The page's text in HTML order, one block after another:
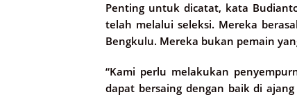
Penting untuk dicatat, kata
telah melalui seleksi. Mereka
Bengkulu. Mereka bukan pemain
“Kami perlu melakukan
dapat bersaing dengan baik di